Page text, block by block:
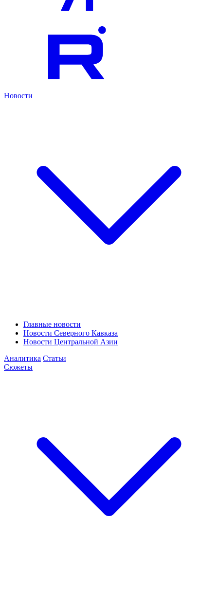
Новости
Главные новости
Новости Северного Кавказа
Новости Центральной Азии
Аналитика Статьи
Сюжеты